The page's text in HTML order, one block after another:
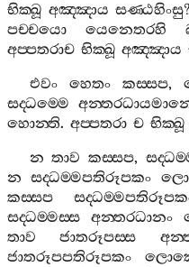
භික‍්ඛූ අඤ‍්ඤාය සණ‍්ඨහිංසු
පච‍්චයො
යෙනෙතරහි
අප‍්පතරාච භික‍්ඛූ අඤ‍්ඤාය
එවං
හෙතං කස‍්සප,
සද‍්ධම‍්මෙ
හොන‍්ති. අප‍්පතරා ච භික‍්ඛූ
න තාව කස‍්සප,
න සද‍්ධම‍්මපතිරූපකං
කස‍්සප
සද‍්ධම‍්මස‍්ස
අන‍්තරධානං
තාව
ජාතරූපස‍්ස
ජාතරූපපතිරූපකං